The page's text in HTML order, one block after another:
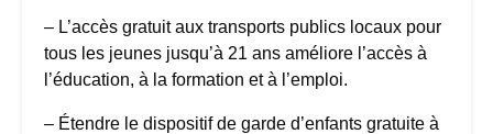
– L’accès gratuit aux transports publics locaux pour
tous les jeunes jusqu’à 21 ans améliore l’accès à
l’éducation, à la formation et à l’emploi.
– Étendre le dispositif de garde d’enfants gratuite à